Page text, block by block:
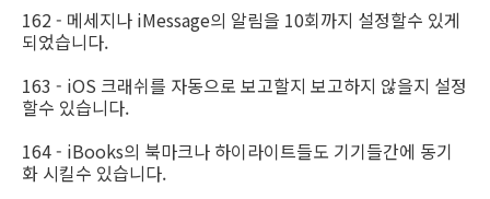
162 - 메세지나 iMessage의 알림을 10회까지 설정할수 있게
되었습니다.
163 - iOS 크래쉬를 자동으로 보고할지 보고하지 않을지 설정
할수 있습니다.
164 - iBooks의 북마크나 하이라이트들도 기기들간에 동기
화 시킬수 있습니다.